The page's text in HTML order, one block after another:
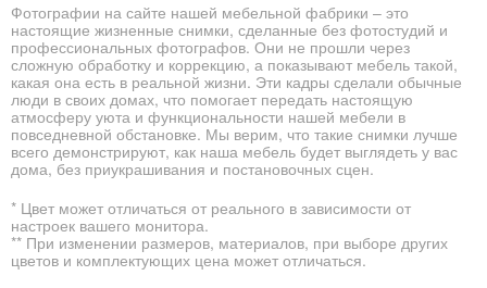
Фотографии на сайте нашей мебельной фабрики – это
настоящие жизненные снимки, сделанные без фотостудий и
профессиональных фотографов. Они не прошли через
сложную обработку и коррекцию, а показывают мебель такой,
какая она есть в реальной жизни. Эти кадры сделали обычные
люди в своих домах, что помогает передать настоящую
атмосферу уюта и функциональности нашей мебели в
повседневной обстановке. Мы верим, что такие снимки лучше
всего демонстрируют, как наша мебель будет выглядеть у вас
дома, без приукрашивания и постановочных сцен.
* Цвет может отличаться от реального в зависимости от
настроек вашего монитора.
** При изменении размеров, материалов, при выборе других
цветов и комплектующих цена может отличаться.